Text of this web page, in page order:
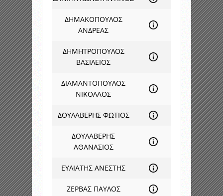
ΔΗΜΑΚΟΠΟΥΛΟΣ
ΑΝΔΡΕΑΣ
ΔΗΜΗΤΡΟΠΟΥΛΟΣ
ΒΑΣΙΛΕΙΟΣ
ΔΙΑΜΑΝΤΟΠΟΥΛΟΣ
ΝΙΚΟΛΑΟΣ
ΔΟΥΛΑΒΕΡΗΣ ΦΩΤΙΟΣ
ΔΟΥΛΑΒΕΡΗΣ
ΑΘΑΝΑΣΙΟΣ
ΕΥΛΙΑΤΗΣ ΑΝΕΣΤΗΣ
ΖΕΡΒΑΣ ΠΑΥΛΟΣ